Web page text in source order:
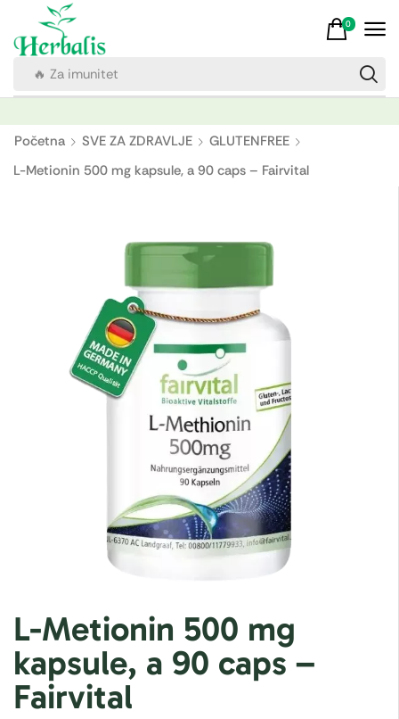
🔥 Za imunitet
0
Početna SVE ZA ZDRAVLJE
GLUTENFREE
L-Metionin 500 mg kapsule, a 90 caps – Fairvital
L-Metionin 500 mg
kapsule, a 90 caps –
Fairvital